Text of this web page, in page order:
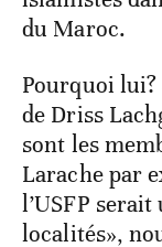
du Maroc.
Pourquoi lui?
de Driss
sont les
Larache par
l’USFP
localités»,